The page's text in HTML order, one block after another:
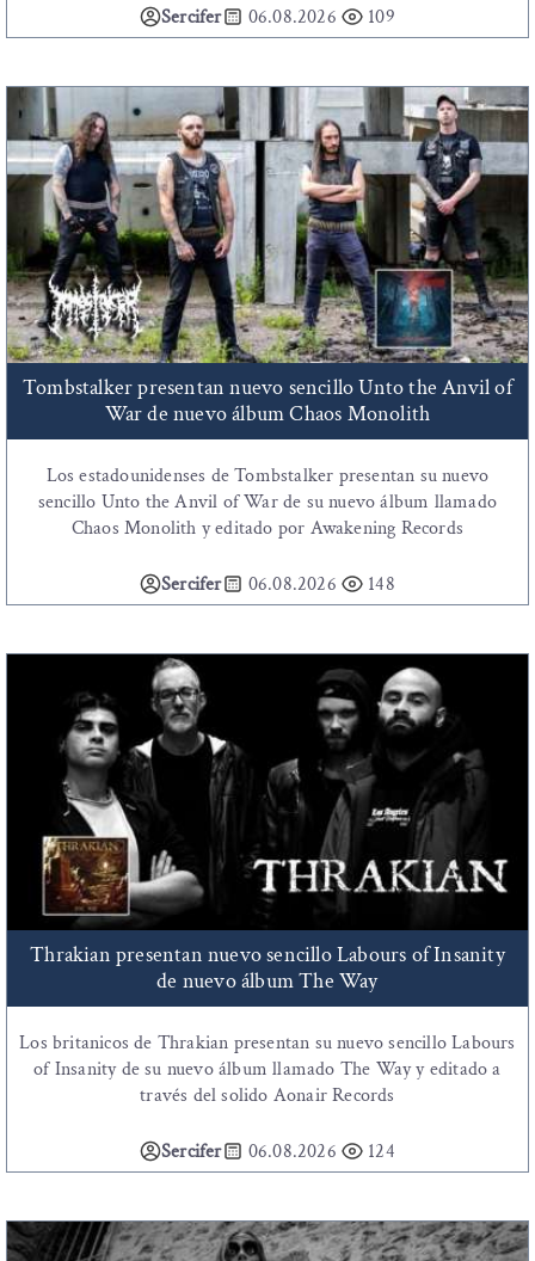
Sercifer 06.08.2026 109
Tombstalker presentan nuevo sencillo Unto the Anvil of
War de nuevo álbum Chaos Monolith
Los estadounidenses de Tombstalker presentan su nuevo
sencillo Unto the Anvil of War de su nuevo álbum llamado
Chaos Monolith y editado por Awakening Records
Sercifer 06.08.2026 148
Thrakian presentan nuevo sencillo Labours of Insanity
de nuevo álbum The Way
Los britanicos de Thrakian presentan su nuevo sencillo Labours
of Insanity de su nuevo álbum llamado The Way y editado a
través del solido Aonair Records
Sercifer 06.08.2026 124